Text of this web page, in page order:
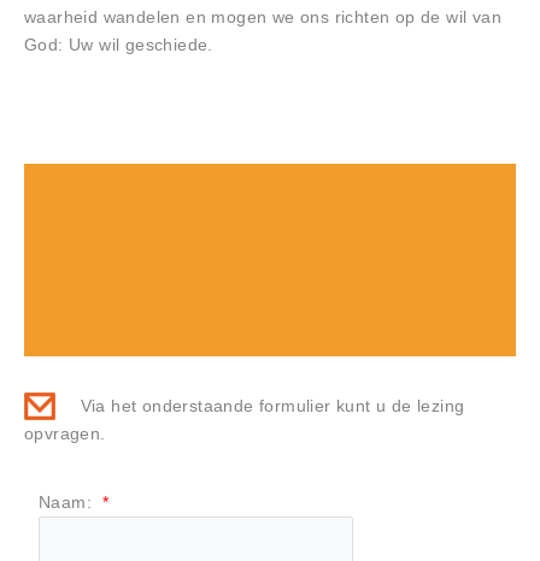
waarheid wandelen en mogen we ons richten op de wil van
God: Uw wil geschiede.
Via het onderstaande formulier kunt u de lezing
opvragen.
Naam: *